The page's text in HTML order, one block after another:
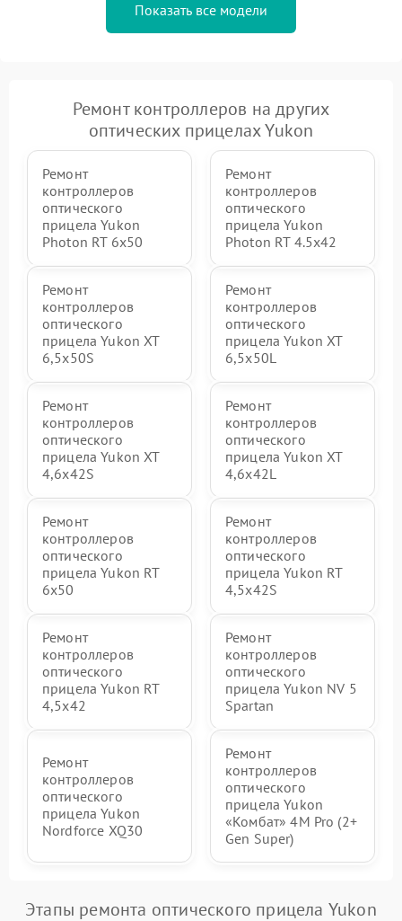
Показать все модели
Ремонт контроллеров на других
оптических прицелах Yukon
Ремонт
контроллеров
оптического
прицела Yukon
Photon RT 6x50
Ремонт
контроллеров
оптического
прицела Yukon
Photon RT 4.5x42
Ремонт
контроллеров
оптического
прицела Yukon XT
6,5x50S
Ремонт
контроллеров
оптического
прицела Yukon XT
6,5x50L
Ремонт
контроллеров
оптического
прицела Yukon XT
4,6x42S
Ремонт
контроллеров
оптического
прицела Yukon XT
4,6x42L
Ремонт
контроллеров
оптического
прицела Yukon RT
6x50
Ремонт
контроллеров
оптического
прицела Yukon RT
4,5х42S
Ремонт
контроллеров
оптического
прицела Yukon RT
4,5х42
Ремонт
контроллеров
оптического
прицела Yukon NV 5
Spartan
Ремонт
контроллеров
оптического
прицела Yukon
Nordforce XQ30
Ремонт
контроллеров
оптического
прицела Yukon
«Комбат» 4M Pro (2+
Gen Super)
Этапы ремонта оптического прицела Yukon